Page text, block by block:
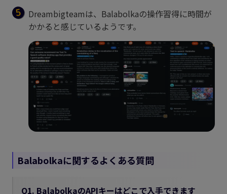
Dreambigteamは、Balabolkaの操作習得に時間が
かかると感じているようです。
Balabolkaに関するよくある質問
Q1. BalabolkaのAPIキーはどこで入手できます